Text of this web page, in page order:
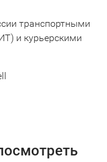
транспортными
и курьерскими